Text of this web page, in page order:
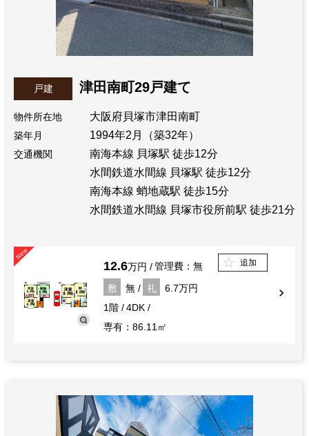
戸建 津田南町29戸建て
物件所在地 大阪府貝塚市津田南町
築年月 1994年2月（築32年）
交通機関
南海本線 貝塚駅 徒歩12分
水間鉄道水間線 貝塚駅 徒歩12分
南海本線 蛸地蔵駅 徒歩15分
水間鉄道水間線 貝塚市役所前駅 徒歩21分
12.6万円
管理費：無
敷
無 礼
6.7万円
1階
4DK
専有：86.11㎡
追加